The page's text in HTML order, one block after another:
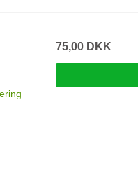
75,00 DKK